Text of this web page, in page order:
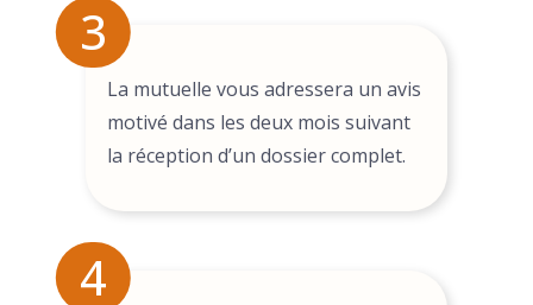
3
La mutuelle vous adressera un avis
motivé dans les deux mois suivant
la réception d’un dossier complet.
4